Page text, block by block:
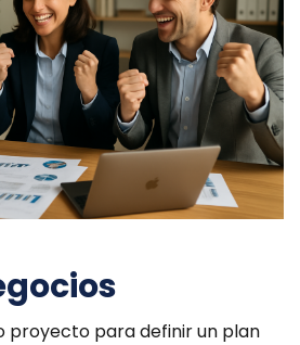
proyecto para definir un plan